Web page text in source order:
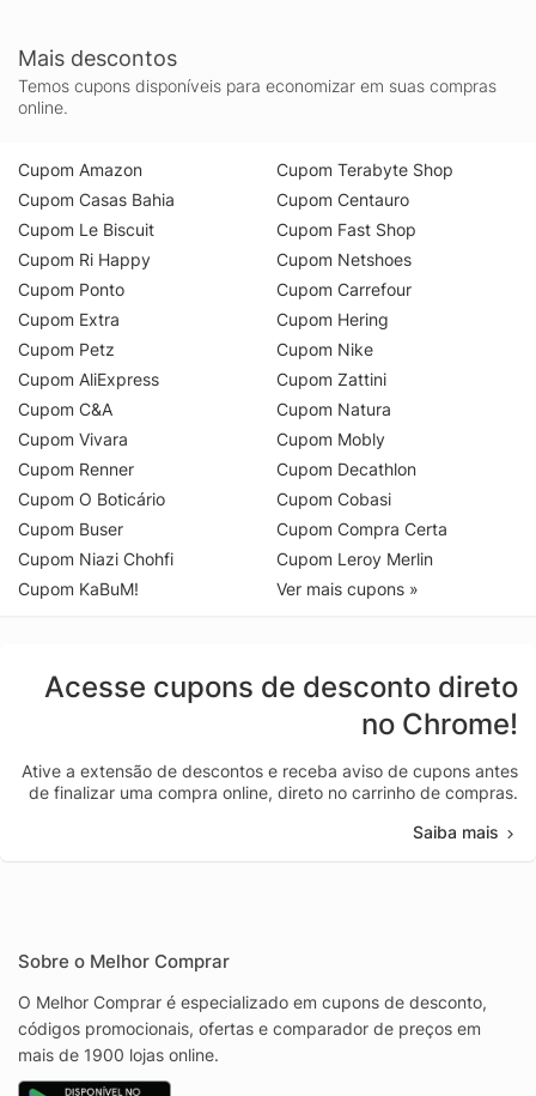
Mais descontos
Temos cupons disponíveis para economizar em suas compras
online.
Cupom Amazon
Cupom Casas Bahia
Cupom Le Biscuit
Cupom Ri Happy
Cupom Ponto
Cupom Extra
Cupom Petz
Cupom AliExpress
Cupom C&A
Cupom Vivara
Cupom Renner
Cupom O Boticário
Cupom Buser
Cupom Niazi Chohfi
Cupom KaBuM!
Cupom Terabyte Shop
Cupom Centauro
Cupom Fast Shop
Cupom Netshoes
Cupom Carrefour
Cupom Hering
Cupom Nike
Cupom Zattini
Cupom Natura
Cupom Mobly
Cupom Decathlon
Cupom Cobasi
Cupom Compra Certa
Cupom Leroy Merlin
Ver mais cupons »
Acesse cupons de desconto direto
no Chrome!
Ative a extensão de descontos e receba aviso de cupons antes
de finalizar uma compra online, direto no carrinho de compras.
Saiba mais
Sobre o Melhor Comprar
O Melhor Comprar é especializado em cupons de desconto,
códigos promocionais, ofertas e comparador de preços em
mais de 1900 lojas online.